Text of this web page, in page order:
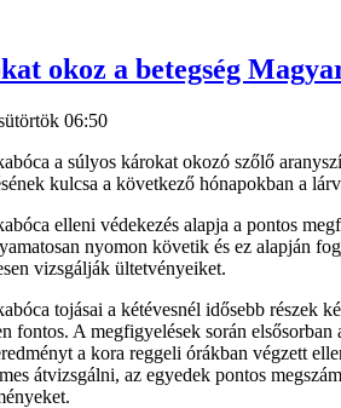
okoz a betegség
06:50
a súlyos károkat okozó szőlő
kulcsa a következő hónapokban a
elleni védekezés alapja a pontos
nyomon követik és ez alapján
vizsgálják ültetvényeiket.
tojásai a kétévesnél idősebb részek
fontos. A megfigyelések során
a kora reggeli órákban végzett
átvizsgálni, az egyedek pontos